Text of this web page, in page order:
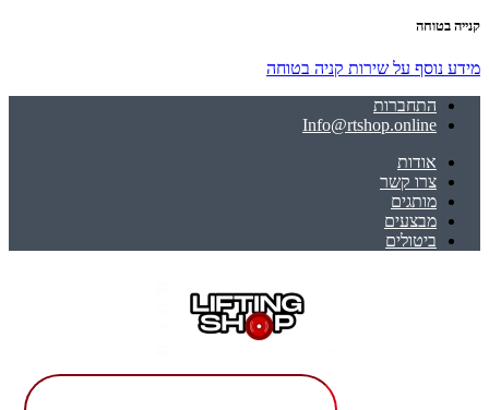
קנייה בטוחה
מידע נוסף על שירות קניה בטוחה
התחברות
Info@rtshop.online
אודות
צרו קשר
מותגים
מבצעים
ביטולים